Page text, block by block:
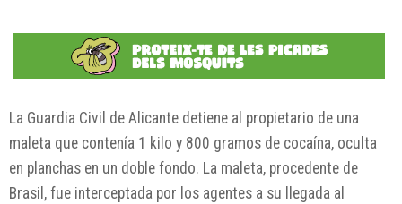
La Guardia Civil de Alicante detiene al propietario de una
maleta que contenía 1 kilo y 800 gramos de cocaína, oculta
en planchas en un doble fondo. La maleta, procedente de
Brasil, fue interceptada por los agentes a su llegada al